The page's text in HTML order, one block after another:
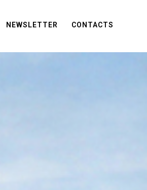
NEWSLETTER CONTACTS